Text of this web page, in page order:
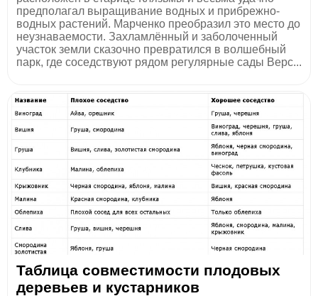
предполагал выращивание водных и прибрежно-
водных растений. Марченко преобразил это место до
неузнаваемости. Захламлённый и заболоченный
участок земли сказочно превратился в волшебный
парк, где соседствуют рядом регулярные сады Верс...
Таблица совместимости плодовых
деревьев и кустарников